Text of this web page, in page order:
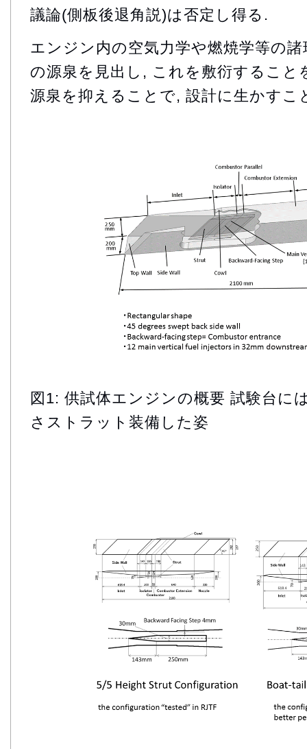
議論(側板後退角説)は否定し得る.
エンジン内の空気力学や燃焼学等の
の源泉を見出し, これを敷衍すること
源泉を抑えることで, 設計に生かすこ
図1: 供試体エンジンの概要 試験台に
さストラット装備した姿